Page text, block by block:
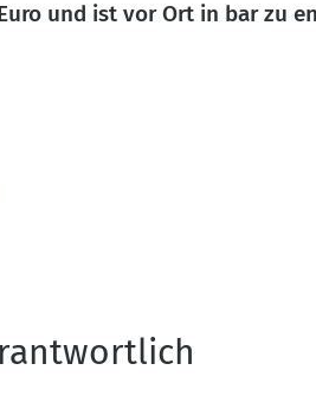
und ist vor Ort in bar zu